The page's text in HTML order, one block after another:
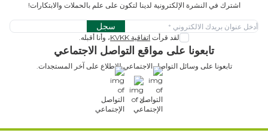
اشترك في النشرة الإلكترونية لدينا لتكون على علم بالحملات والابتكارات!
سجل
لقد قرأت اتفاقية KVKK ، وأنا أقبله.
تابعونا على مواقع التواصل الاجتماعي
تابعونا على وسائل التواصل الاجتماعي للاطلاع على آخر المستجدات.
x